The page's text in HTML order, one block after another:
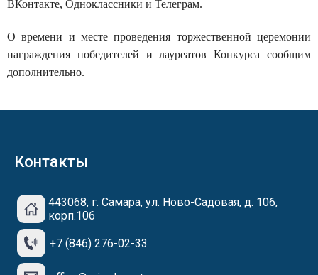
ВКонтакте, Одноклассники и Телеграм.
О времени и месте проведения торжественной церемонии
награждения победителей и лауреатов Конкурса сообщим
дополнительно.
Контакты
443068, г. Самара, ул. Ново-Садовая, д. 106,
корп.106
+7 (846) 276-02-33